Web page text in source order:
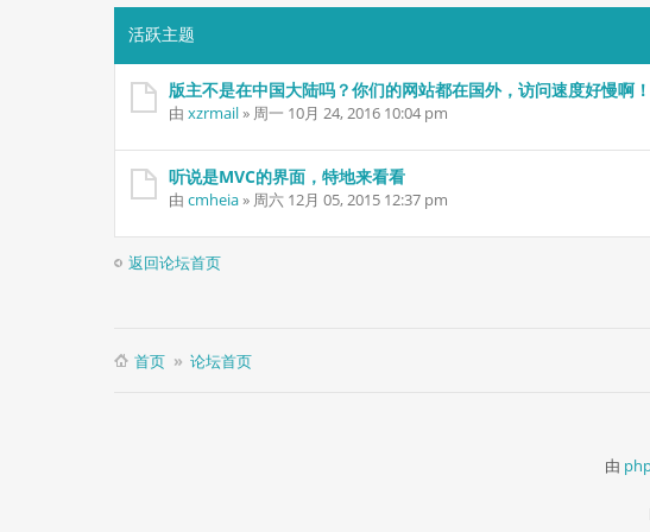
活跃主题
版主不是在中国大陆吗？你们的网站都在国外，访问速度好慢啊！
由 xzrmail» 周一 10月 24, 2016 10:04 pm
听说是MVC的界面，特地来看看
由 cmheia» 周六 12月 05, 2015 12:37 pm
返回论坛首页
首页 论坛首页
由